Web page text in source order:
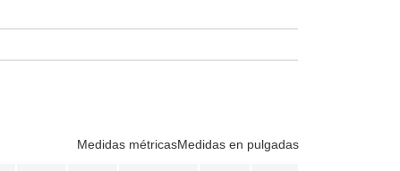
Medidas métricasMedidas en pulgadas